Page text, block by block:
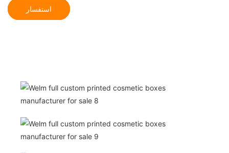
استفسار